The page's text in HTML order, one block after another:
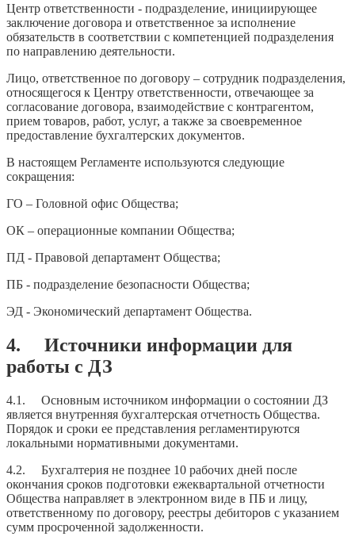
Центр ответственности - подразделение, инициирующее
заключение договора и ответственное за исполнение
обязательств в соответствии с компетенцией подразделения
по направлению деятельности.
Лицо, ответственное по договору – сотрудник подразделения,
относящегося к Центру ответственности, отвечающее за
согласование договора, взаимодействие с контрагентом,
прием товаров, работ, услуг, а также за своевременное
предоставление бухгалтерских документов.
В настоящем Регламенте используются следующие
сокращения:
ГО – Головной офис Общества;
ОК – операционные компании Общества;
ПД - Правовой департамент Общества;
ПБ - подразделение безопасности Общества;
ЭД - Экономический департамент Общества.
4. Источники информации для
работы с ДЗ
4.1. Основным источником информации о состоянии ДЗ
является внутренняя бухгалтерская отчетность Общества.
Порядок и сроки ее представления регламентируются
локальными нормативными документами.
4.2. Бухгалтерия не позднее 10 рабочих дней после
окончания сроков подготовки ежеквартальной отчетности
Общества направляет в электронном виде в ПБ и лицу,
ответственному по договору, реестры дебиторов с указанием
сумм просроченной задолженности.